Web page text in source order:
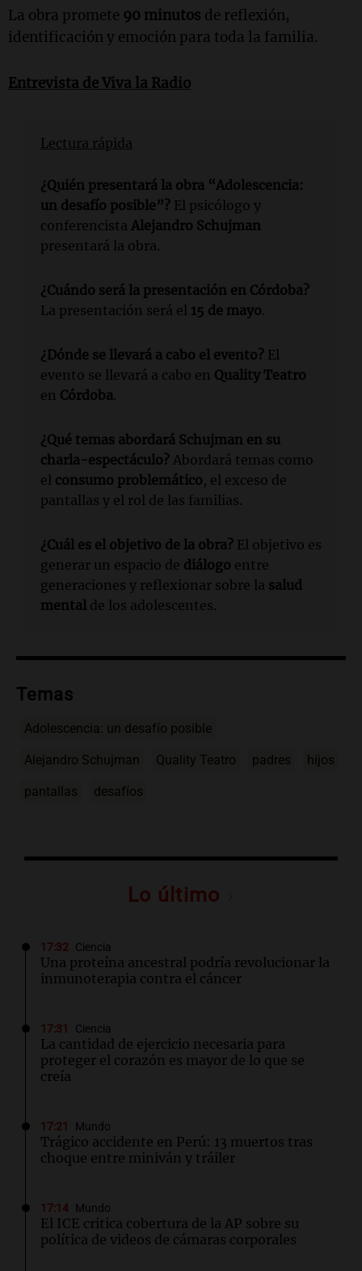
La obra promete 90 minutos de reflexión,
identificación y emoción para toda la familia.
Entrevista de Viva la Radio
Lectura rápida
¿Quién presentará la obra “Adolescencia:
un desafío posible”? El psicólogo y
conferencista Alejandro Schujman
presentará la obra.
¿Cuándo será la presentación en Córdoba?
La presentación será el 15 de mayo.
¿Dónde se llevará a cabo el evento? El
evento se llevará a cabo en Quality Teatro
en Córdoba.
¿Qué temas abordará Schujman en su
charla-espectáculo? Abordará temas como
el consumo problemático, el exceso de
pantallas y el rol de las familias.
¿Cuál es el objetivo de la obra? El objetivo es
generar un espacio de diálogo entre
generaciones y reflexionar sobre la salud
mental de los adolescentes.
Temas
Adolescencia: un desafío posible
Alejandro Schujman Quality Teatro padres hijos
pantallas desafíos
Lo último
17:32 Ciencia
Una proteína ancestral podría revolucionar la
inmunoterapia contra el cáncer
17:31 Ciencia
La cantidad de ejercicio necesaria para
proteger el corazón es mayor de lo que se
creía
17:21 Mundo
Trágico accidente en Perú: 13 muertos tras
choque entre miniván y tráiler
17:14 Mundo
El ICE critica cobertura de la AP sobre su
política de videos de cámaras corporales